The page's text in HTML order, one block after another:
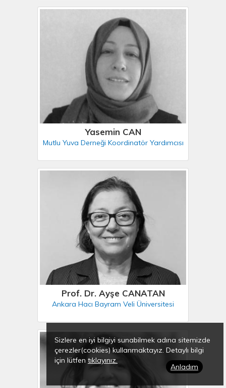
Yasemin CAN
Mutlu Yuva Derneği Koordinatör Yardımcısı
Prof. Dr. Ayşe CANATAN
Ankara Hacı Bayram Veli Üniversitesi
Sizlere en iyi bilgiyi sunabilmek adına sitemizde
çerezler(cookies) kullanmaktayız. Detaylı bilgi
için lütfen tıklayınız.
Anladım